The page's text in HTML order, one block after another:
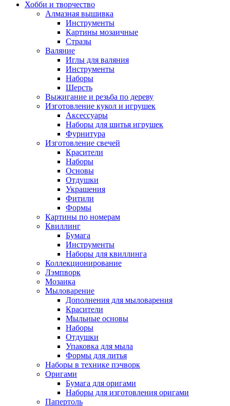
Хобби и творчество
Алмазная вышивка
Инструменты
Картины мозаичные
Стразы
Валяние
Иглы для валяния
Инструменты
Наборы
Шерсть
Выжигание и резьба по дереву
Изготовление кукол и игрушек
Аксессуары
Наборы для шитья игрушек
Фурнитура
Изготовление свечей
Красители
Наборы
Основы
Отдушки
Украшения
Фитили
Формы
Картины по номерам
Квиллинг
Бумага
Инструменты
Наборы для квиллинга
Коллекционирование
Лэмпворк
Мозаика
Мыловарение
Дополнения для мыловарения
Красители
Мыльные основы
Наборы
Отдушки
Упаковка для мыла
Формы для литья
Наборы в технике пэчворк
Оригами
Бумага для оригами
Наборы для изготовления оригами
Папертоль